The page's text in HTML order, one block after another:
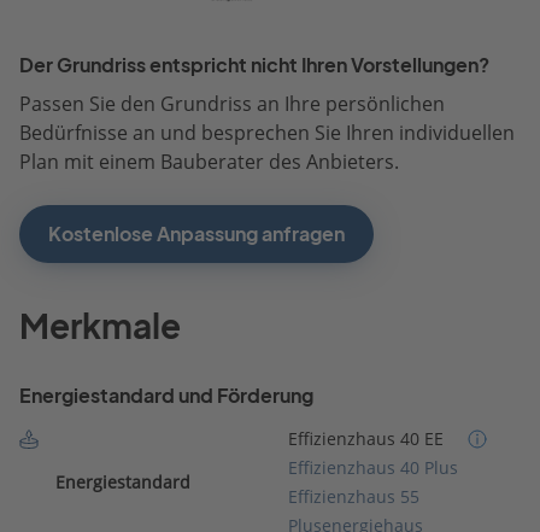
Der Grundriss entspricht nicht Ihren Vorstellungen?
Passen Sie den Grundriss an Ihre persönlichen
Bedürfnisse an und besprechen Sie Ihren individuellen
Plan mit einem Bauberater des Anbieters.
Kostenlose Anpassung anfragen
Merkmale
Energiestandard und Förderung
Energiestandard
Effizienzhaus 40 EE
Effizienzhaus 40 Plus
Effizienzhaus 55
Plusenergiehaus